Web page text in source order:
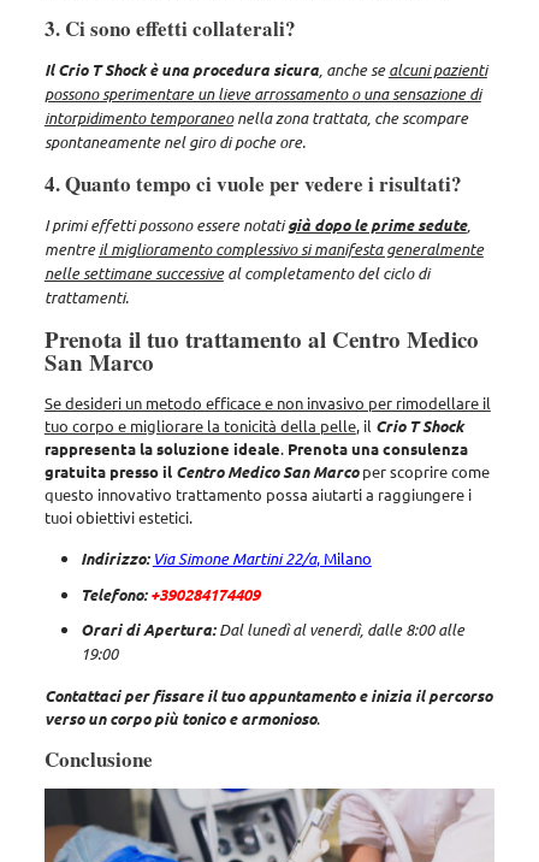
3. Ci sono effetti collaterali?
Il Crio T Shock è una procedura sicura, anche sealcuni pazienti
possono sperimentare un lieve arrossamento o una sensazione di
intorpidimento temporaneonella zona trattata, che scompare
spontaneamente nel giro di poche ore.
4. Quanto tempo ci vuole per vedere i risultati?
I primi effetti possono essere notatigià dopo le prime sedute,
mentreil miglioramento complessivo si manifesta generalmente
nelle settimane successiveal completamento del ciclo di
trattamenti.
Prenota il tuo trattamento al Centro Medico
San Marco
Se desideri un metodo efficace e non invasivo per rimodellare il
tuo corpo e migliorare la tonicità della pelle, il Crio T Shock
rappresenta la soluzione ideale. Prenota una consulenza
gratuita presso il Centro Medico San Marcoper scoprire come
questo innovativo trattamento possa aiutarti a raggiungere i
tuoi obiettivi estetici.
Indirizzo: Via Simone Martini 22/a, Milano
Telefono: +390284174409
Orari di Apertura: Dal lunedì al venerdì, dalle 8:00 alle
19:00
Contattaci per fissare il tuo appuntamento e inizia il percorso
verso un corpo più tonico e armonioso.
Conclusione